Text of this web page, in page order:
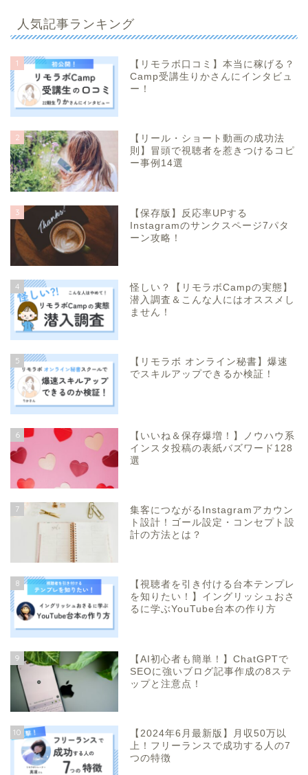
人気記事ランキング
1
【リモラボ口コミ】本当に稼げる？
Camp受講生りかさんにインタビュ
ー！
2
【リール・ショート動画の成功法
則】冒頭で視聴者を惹きつけるコピ
ー事例14選
3
【保存版】反応率UPする
Instagramのサンクスページ7パタ
ーン攻略！
4
怪しい？【リモラボCampの実態】
潜入調査＆こんな人にはオススメし
ません！
5
【リモラボ オンライン秘書】爆速
でスキルアップできるか検証！
6
【いいね＆保存爆増！】ノウハウ系
インスタ投稿の表紙バズワード128
選
7
集客につながるInstagramアカウン
ト設計！ゴール設定・コンセプト設
計の方法とは？
8
【視聴者を引き付ける台本テンプレ
を知りたい！】イングリッシュおさ
るに学ぶYouTube台本の作り方
9
【AI初心者も簡単！】ChatGPTで
SEOに強いブログ記事作成の8ステ
ップと注意点！
10
【2024年6月最新版】月収50万以
上！フリーランスで成功する人の7
つの特徴